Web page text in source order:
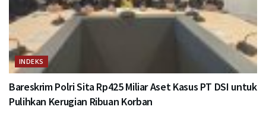
INDEKS
Bareskrim Polri Sita Rp425 Miliar Aset Kasus PT DSI untuk
Pulihkan Kerugian Ribuan Korban